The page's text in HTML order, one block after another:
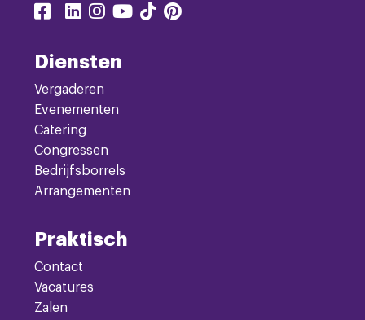
Delen
via
Delen
via
Delen
via
Delen
via
Delen
via
Delen
via
Delen
Diensten
Vergaderen
Evenementen
Catering
Congressen
Bedrijfsborrels
Arrangementen
Praktisch
Contact
Vacatures
Zalen